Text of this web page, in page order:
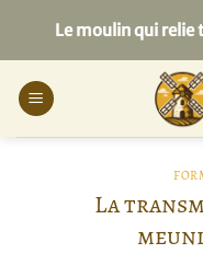
contenu
Le moulin qui
La